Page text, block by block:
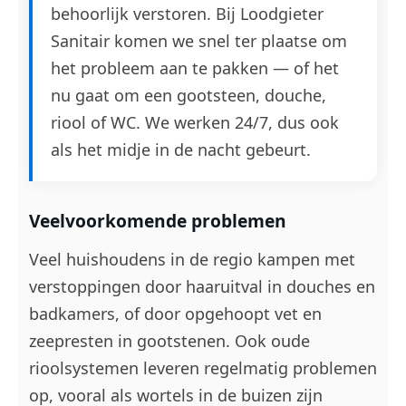
behoorlijk verstoren. Bij Loodgieter
Sanitair komen we snel ter plaatse om
het probleem aan te pakken — of het
nu gaat om een gootsteen, douche,
riool of WC. We werken 24/7, dus ook
als het midje in de nacht gebeurt.
Veelvoorkomende problemen
Veel huishoudens in de regio kampen met
verstoppingen door haaruitval in douches en
badkamers, of door opgehoopt vet en
zeepresten in gootstenen. Ook oude
rioolsystemen leveren regelmatig problemen
op, vooral als wortels in de buizen zijn